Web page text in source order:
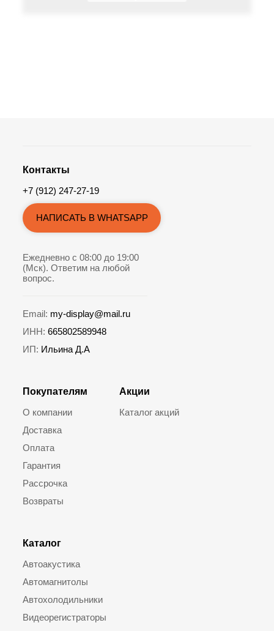
Покупателям
О компании
Доставка
Оплата
Гарантия
Рассрочка
Возвраты
Каталог
Автоакустика
Автомагнитолы
Автохолодильники
Видеорегистраторы
Акции
Каталог акций
Контакты
+7 (912) 247-27-19
НАПИСАТЬ В WHATSAPP
Ежедневно с 08:00 до 19:00
(Мск). Ответим на любой
вопрос.
Email: my-display@mail.ru
ИНН: 665802589948
ИП: Ильина Д.А